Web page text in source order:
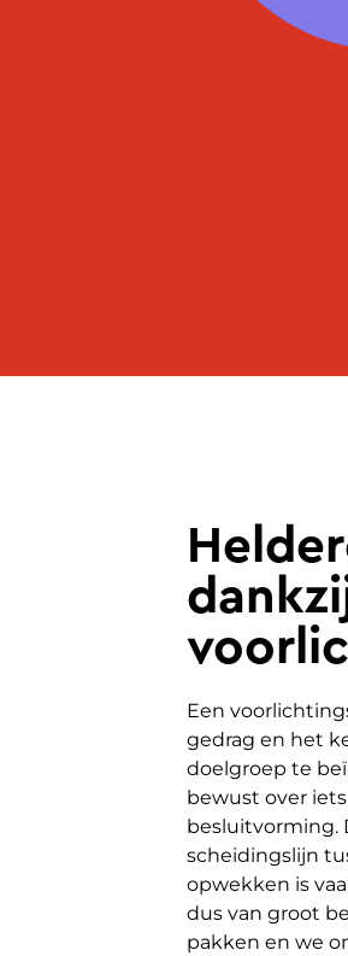
Een
gedrag en het
doelgroep te
bewust over
besluitvorming.
scheidingslijn
opwekken is
dus van groot
pakken en we